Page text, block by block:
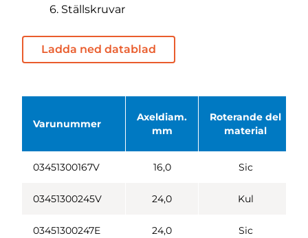
6. Ställskruvar
Ladda ned datablad
Varunummer
Axeldiam.
mm
Roterande del
material
03451300167V 16,0 Sic
03451300245V 24,0 Kul
03451300247E 24,0 Sic